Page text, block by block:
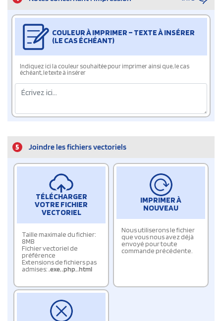
COULEUR À IMPRIMER – TEXTE À INSÉRER
(LE CAS ÉCHÉANT)
Indiquez ici la couleur souhaitée pour imprimer ainsi que, le cas
échéant, le texte à insérer
5 Joindre les fichiers vectoriels
TÉLÉCHARGER
VOTRE FICHIER
VECTORIEL
Taille maximale du fichier:
8MB
Fichier vectoriel de
préférence
Extensions de fichiers pas
admises:.exe,.php,.html
IMPRIMER À
NOUVEAU
Nous utiliserons le fichier
que vous nous avez déjà
envoyé pour toute
commande précédente.